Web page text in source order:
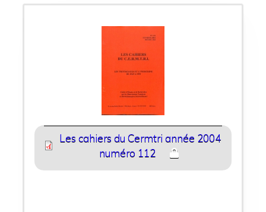
Les cahiers du Cermtri année 2004
numéro 112